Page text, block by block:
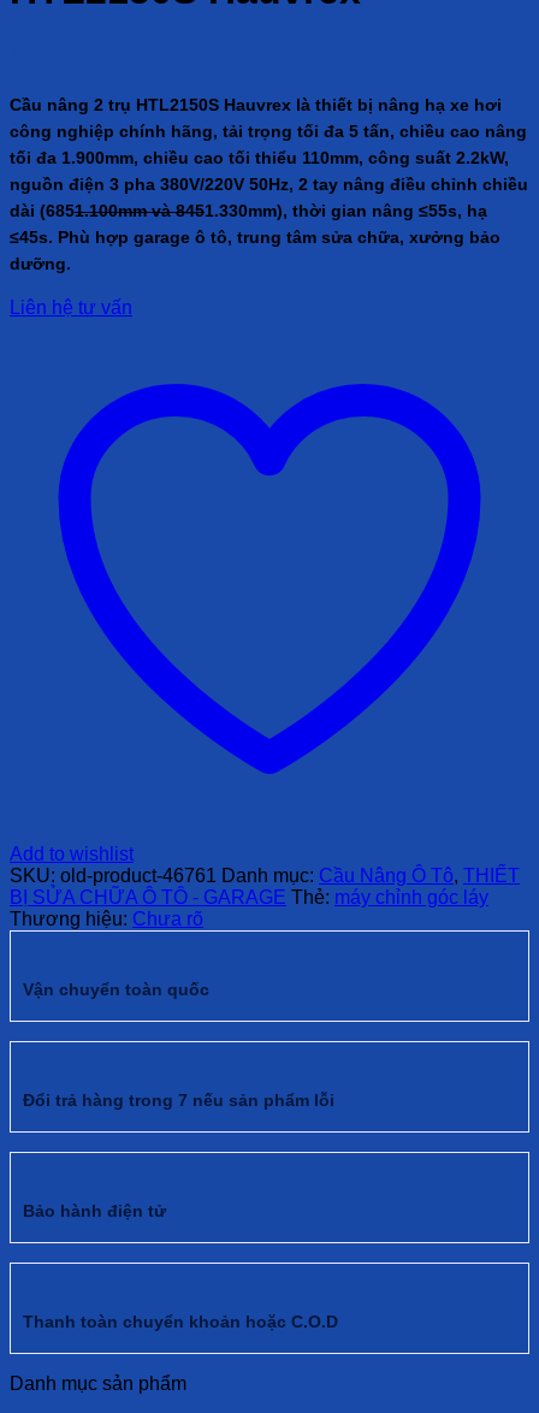
Cầu nâng 2 trụ HTL2150S Hauvrex là thiết bị nâng hạ xe hơi
công nghiệp chính hãng, tải trọng tối đa 5 tấn, chiều cao nâng
tối đa 1.900mm, chiều cao tối thiểu 110mm, công suất 2.2kW,
nguồn điện 3 pha 380V/220V 50Hz, 2 tay nâng điều chỉnh chiều
dài (6851.100mm và 8451.330mm), thời gian nâng ≤55s, hạ
≤45s. Phù hợp garage ô tô, trung tâm sửa chữa, xưởng bảo
dưỡng.
Liên hệ tư vấn
Add to wishlist
SKU: old-product-46761 Danh mục: Cầu Nâng Ô Tô, THIẾT
BỊ SỬA CHỮA Ô TÔ - GARAGE Thẻ: máy chỉnh góc láy
Thương hiệu: Chưa rõ
Vận chuyển toàn quốc
Đổi trả hàng trong 7 nếu sản phẩm lỗi
Bảo hành điện tử
Thanh toàn chuyển khoản hoặc C.O.D
Danh mục sản phẩm